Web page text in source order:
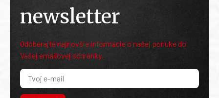
newsletter
Odoberajte najnovšie informácie o našej ponuke do
Vašej emailovej schránky.